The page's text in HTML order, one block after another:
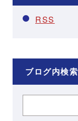
RSS
ブログ内検索